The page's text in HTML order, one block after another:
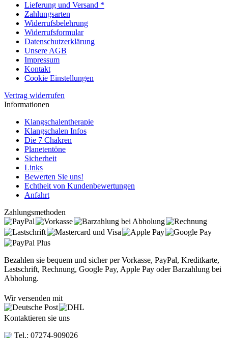
Lieferung und Versand *
Zahlungsarten
Widerrufsbelehrung
Widerrufsformular
Datenschutzerklärung
Unsere AGB
Impressum
Kontakt
Cookie Einstellungen
Vertrag widerrufen
Informationen
Klangschalentherapie
Klangschalen Infos
Die 7 Chakren
Planetentöne
Sicherheit
Links
Bewerten Sie uns!
Echtheit von Kundenbewertungen
Anfahrt
Zahlungsmethoden
Bezahlen sie bequem und sicher per Vorkasse, PayPal, Kreditkarte,
Lastschrift, Rechnung, Google Pay, Apple Pay oder Barzahlung bei
Abholung.
Wir versenden mit
Kontaktieren sie uns
Tel.: 07274-909026